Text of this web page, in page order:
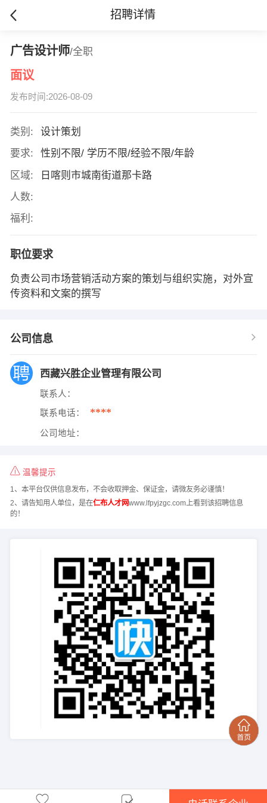
招聘详情
广告设计师/全职
面议
发布时间:2026-08-09
类别:
设计策划
要求:
性别不限/ 学历不限/经验不限/年龄
区域:
日喀则市城南街道那卡路
人数:
福利:
职位要求
负责公司市场营销活动方案的策划与组织实施，对外宣
传资料和文案的撰写
公司信息
西藏兴胜企业管理有限公司
联系人：
联系电话： ****
公司地址：
温馨提示
1、本平台仅供信息发布，不会收取押金、保证金，请微友务必谨慎！
2、请告知用人单位，是在仁布人才网www.lfpyjzgc.com上看到该招聘信息
的！